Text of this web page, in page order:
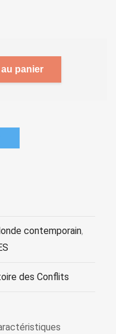
panier
contemporain,
des Conflits